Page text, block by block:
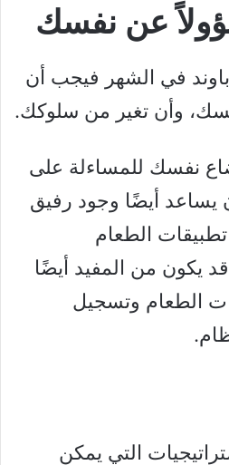
عن نفسك
إذا أردت إنقاص 20 باوند في الشهر فيجب أن
وأن تغير من سلوكك.
نفسك للمساءلة على
يساعد أيضًا وجود رفيق
الطعام
قد يكون من المفيد أيضًا
الطعام وتسجيل
التي يمكن